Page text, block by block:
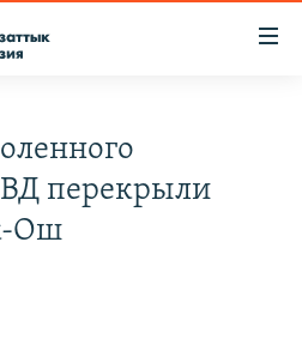
перекрыли
Ош